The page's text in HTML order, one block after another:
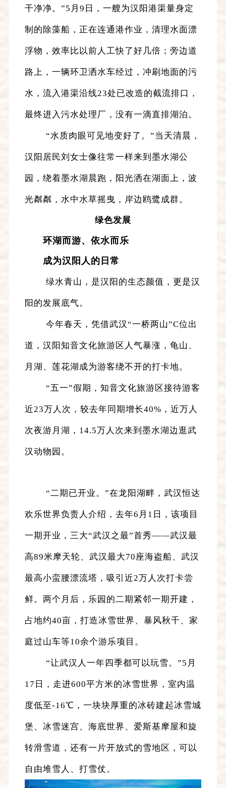
干净净。”5月9日，一艘为汉阳港渠量身定
制的除藻船，正在连通港作业，清理水面漂
浮物，效率比以前人工快了好几倍；旁边道
路上，一辆环卫洒水车经过，冲刷地面的污
水，流入港渠沿线23处已改造的截流排口，
最终进入污水处理厂，没有一滴直排湖泊。
“水质肉眼可见地变好了。”当天清晨，
汉阳居民刘女士像往常一样来到墨水湖公
园，绕着墨水湖晨跑，阳光洒在湖面上，波
光粼粼，水中水草摇曳，岸边鸥鹭成群。
绿色发展
环湖而游、依水而乐
成为汉阳人的日常
绿水青山，是汉阳的生态颜值，更是汉
阳的发展底气。
今年春天，凭借武汉“一桥两山”C位出
道，汉阳知音文化旅游区人气暴涨，龟山、
月湖、莲花湖成为游客绕不开的打卡地。
“五一”假期，知音文化旅游区接待游客
近23万人次，较去年同期增长40%，近万人
次夜游月湖，14.5万人次来到墨水湖边逛武
汉动物园。
“二期已开业。”在龙阳湖畔，武汉恒达
欢乐世界负责人介绍，去年6月1日，该项目
一期开业，三大“武汉之最”首秀——武汉最
高89米摩天轮、武汉最大70座海盗船、武汉
最高小蛮腰漂流塔，吸引近2万人次打卡尝
鲜。两个月后，乐园的二期紧邻一期开建，
占地约40亩，打造冰雪世界、暴风秋千、家
庭过山车等10余个游乐项目。
“让武汉人一年四季都可以玩雪。”5月
17日，走进600平方米的冰雪世界，室内温
度低至-16℃，一块块厚重的冰砖建起冰雪城
堡、冰雪迷宫、海底世界、爱斯基摩屋和旋
转滑雪道，还有一片开放式的雪地区，可以
自由堆雪人、打雪仗。